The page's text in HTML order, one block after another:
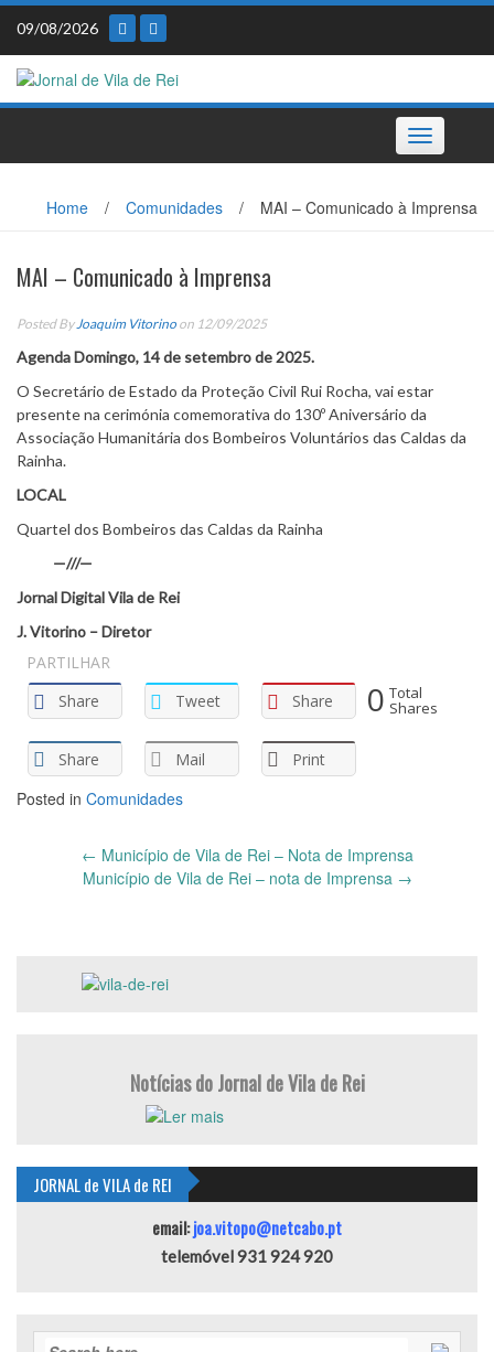
Skip
content
09/08/2026
Toggle
navigation
Home / Comunidades / MAI – Comunicado à Imprensa
MAI – Comunicado à Imprensa
Posted By Joaquim Vitorino on 12/09/2025
Agenda Domingo, 14 de setembro de 2025.
O Secretário de Estado da Proteção Civil Rui Rocha, vai estar
presente na cerimónia comemorativa do 130º Aniversário da
Associação Humanitária dos Bombeiros Voluntários das Caldas da
Rainha.
LOCAL
Quartel dos Bombeiros das Caldas da Rainha
—///—
Jornal Digital Vila de Rei
J. Vitorino – Diretor
PARTILHAR
Share
Tweet Share
Share Mail Print
0 Total
Shares
Posted in Comunidades
navigation
← Município de Vila de Rei – Nota de Imprensa
Município de Vila de Rei – nota de Imprensa →
Notícias do Jornal de Vila de Rei
JORNAL de VILA de REI
email:joa.vitopo@netcabo.pt
telemóvel 931 924 920